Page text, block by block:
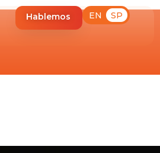
Hablemos EN SP